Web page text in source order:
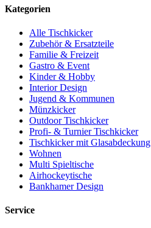
Kategorien
Alle Tischkicker
Zubehör & Ersatzteile
Familie & Freizeit
Gastro & Event
Kinder & Hobby
Interior Design
Jugend & Kommunen
Münzkicker
Outdoor Tischkicker
Profi- & Turnier Tischkicker
Tischkicker mit Glasabdeckung
Wohnen
Multi Spieltische
Airhockeytische
Bankhamer Design
Service